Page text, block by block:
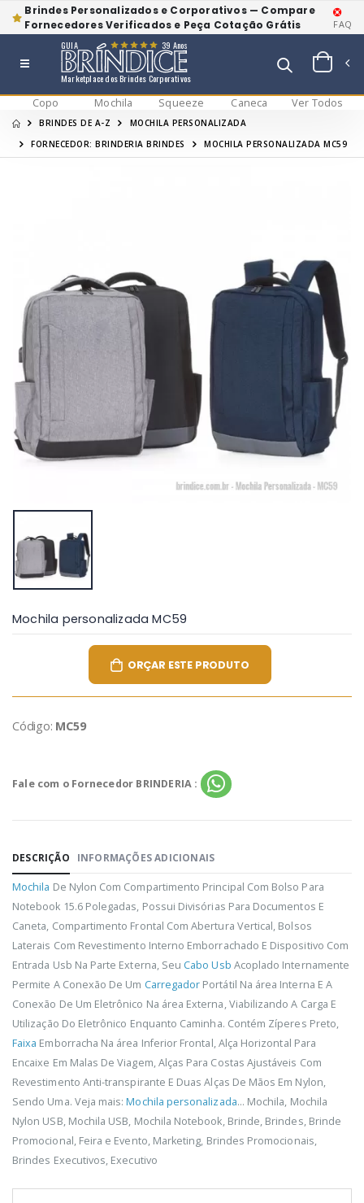
Brindes Personalizados e Corporativos — Compare
Fornecedores Verificados e Peça Cotação Grátis
FAQ
Marketplace dos Brindes Corporativos
GUIA 39 Anos
Copo Mochila Squeeze Caneca Ver Todos
BRINDES DE A-Z
MOCHILA PERSONALIZADA
FORNECEDOR: BRINDERIA BRINDES
MOCHILA PERSONALIZADA MC59
Mochila personalizada MC59
ORÇAR ESTE PRODUTO
Código: MC59
Fale com o Fornecedor BRINDERIA :
DESCRIÇÃO INFORMAÇÕES ADICIONAIS
Mochila De Nylon Com Compartimento Principal Com Bolso Para
Notebook 15.6 Polegadas, Possui Divisórias Para Documentos E
Caneta, Compartimento Frontal Com Abertura Vertical, Bolsos
Laterais Com Revestimento Interno Emborrachado E Dispositivo Com
Entrada Usb Na Parte Externa, Seu Cabo Usb Acoplado Internamente
Permite A Conexão De Um Carregador Portátil Na área Interna E A
Conexão De Um Eletrônico Na área Externa, Viabilizando A Carga E
Utilização Do Eletrônico Enquanto Caminha. Contém Zíperes Preto,
Faixa Emborracha Na área Inferior Frontal, Alça Horizontal Para
Encaixe Em Malas De Viagem, Alças Para Costas Ajustáveis Com
Revestimento Anti-transpirante E Duas Alças De Mãos Em Nylon,
Sendo Uma. Veja mais:Mochila personalizada... Mochila, Mochila
Nylon USB, Mochila USB, Mochila Notebook, Brinde, Brindes, Brinde
Promocional, Feira e Evento, Marketing, Brindes Promocionais,
Brindes Executivos, Executivo